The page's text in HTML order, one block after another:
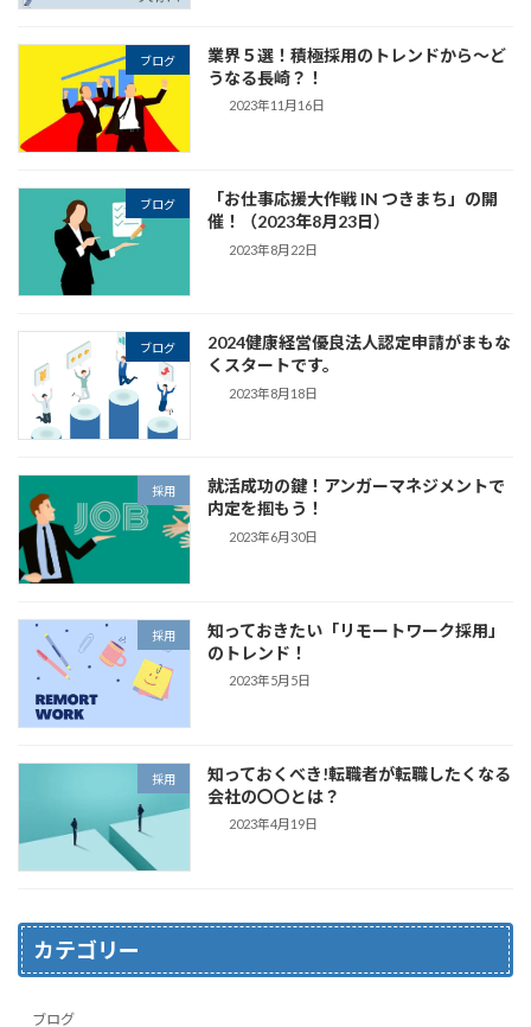
ブログ
業界５選！積極採用のトレンドから～ど
うなる長崎？！
2023年11月16日
ブログ
「お仕事応援大作戦 IN つきまち」の開
催！（2023年8月23日）
2023年8月22日
ブログ
2024健康経営優良法人認定申請がまもな
くスタートです。
2023年8月18日
採用
就活成功の鍵！アンガーマネジメントで
内定を掴もう！
2023年6月30日
採用
知っておきたい「リモートワーク採用」
のトレンド！
2023年5月5日
採用
知っておくべき!転職者が転職したくなる
会社の〇〇とは？
2023年4月19日
カテゴリー
ブログ